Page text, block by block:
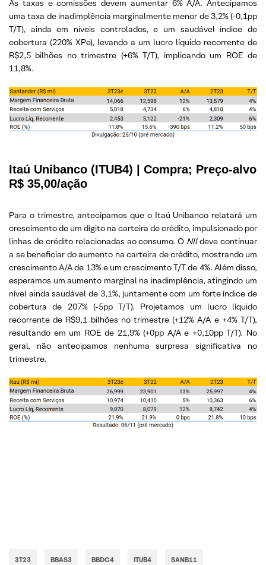
As taxas e comissões devem aumentar 6% A/A. Antecipamos
uma taxa de inadimplência marginalmente menor de 3,2% (-0,1pp
T/T), ainda em níveis controlados, e um saudável índice de
cobertura (220% XPe), levando a um lucro líquido recorrente de
R$2,5 bilhões no trimestre (+6% T/T), implicando um ROE de
11,8%.
Itaú Unibanco (ITUB4) | Compra; Preço-alvo
R$ 35,00/ação
Para o trimestre, antecipamos que o Itaú Unibanco relatará um
crescimento de um dígito na carteira de crédito, impulsionado por
linhas de crédito relacionadas ao consumo. O NIIdeve continuar
a se beneficiar do aumento na carteira de crédito, mostrando um
crescimento A/A de 13% e um crescimento T/T de 4%. Além disso,
esperamos um aumento marginal na inadimplência, atingindo um
nível ainda saudável de 3,1%, juntamente com um forte índice de
cobertura de 207% (-5pp T/T). Projetamos um lucro líquido
recorrente de R$9,1 bilhões no trimestre (+12% A/A e +4% T/T),
resultando em um ROE de 21,9% (+0pp A/A e +0,10pp T/T). No
geral, não antecipamos nenhuma surpresa significativa no
trimestre.
3T23 BBAS3 BBDC4 ITUB4 SANB11